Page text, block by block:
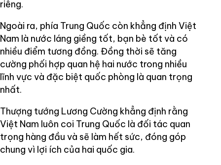
riêng.
Ngoài ra, phía Trung Quốc còn khẳng định Việt
Nam là nước láng giềng tốt, bạn bè tốt và có
nhiều điểm tương đồng. Đồng thời sẽ tăng
cường phối hợp quan hệ hai nước trong nhiều
lĩnh vực và đặc biệt quốc phòng là quan trọng
nhất.
Thượng tướng Lương Cường khẳng định rằng
Việt Nam luôn coi Trung Quốc là đối tác quan
trọng hàng đầu và sẽ làm hết sức, đóng góp
chung vì lợi ích của hai quốc gia.